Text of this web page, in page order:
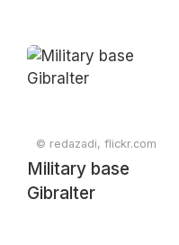
© redazadi, flickr.com
Military base
Gibralter